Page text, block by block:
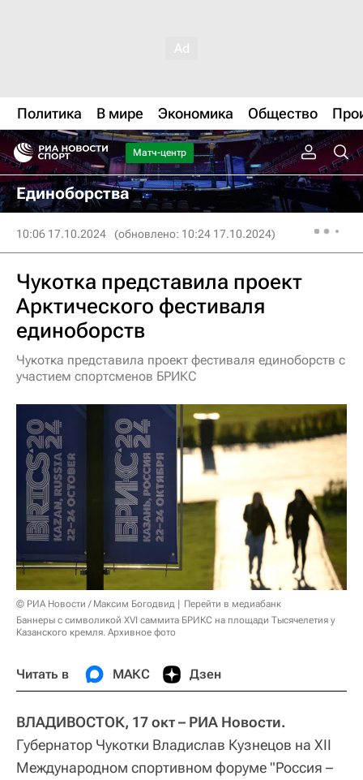
Политика В мире Экономика Общество
Матч-центр
Единоборства
10:06 17.10.2024 (обновлено: 10:24 17.10.2024)
Чукотка представила проект
Арктического фестиваля
единоборств
Чукотка представила проект фестиваля единоборств с
участием спортсменов БРИКС
© РИА Новости / Максим Богодвид
Перейти в медиабанк
Баннеры с символикой XVI саммита БРИКС на площади Тысячелетия у
Казанского кремля. Архивное фото
Читать в МАКС Дзен
ВЛАДИВОСТОК, 17 окт – РИА Новости.
Губернатор Чукотки Владислав Кузнецов на XII
Международном спортивном форуме "Россия –